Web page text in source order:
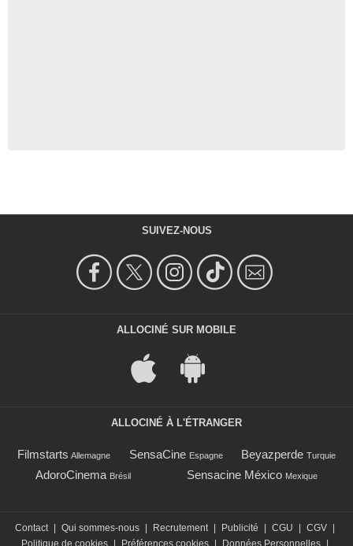
SUIVEZ-NOUS
ALLOCINÉ SUR MOBILE
ALLOCINÉ À L'ÉTRANGER
Filmstarts Allemagne SensaCine Espagne Beyazperde Turquie
AdoroCinema Brésil Sensacine México Mexique
Contact Qui sommes-nous Recrutement Publicité CGU CGV